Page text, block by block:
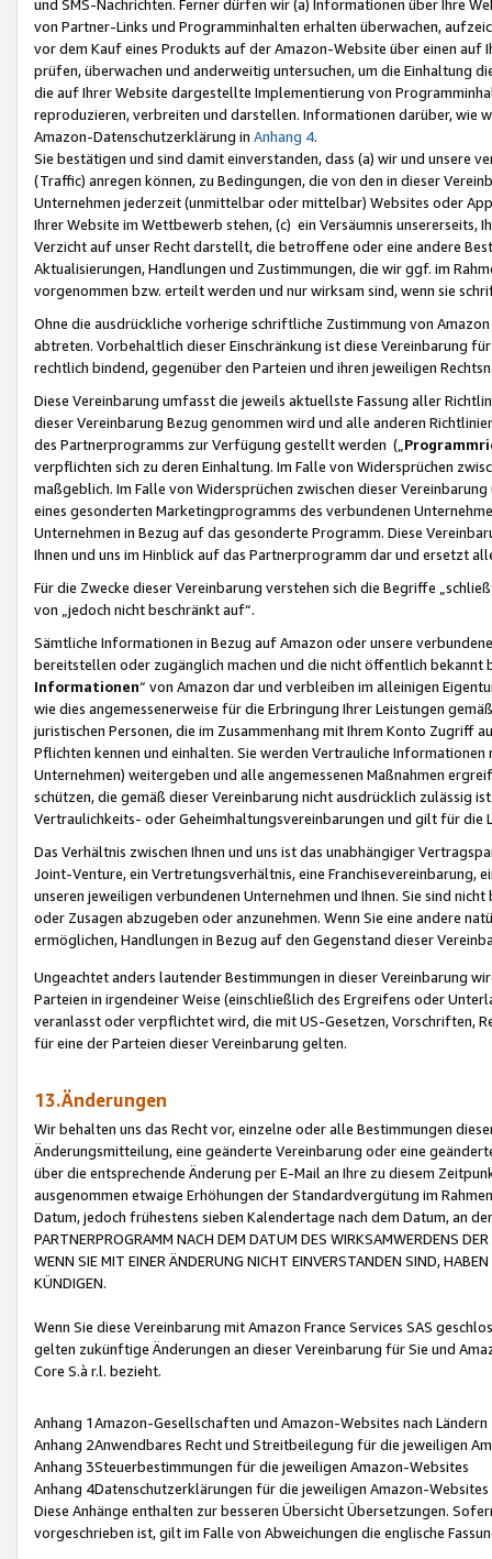
und SMS-Nachrichten. Ferner dürfen wir (a) Informationen über Ihre
von Partner-Links und Programminhalten erhalten überwachen,
vor dem Kauf eines Produkts auf der Amazon-Website über einen
prüfen, überwachen und anderweitig untersuchen, um die Einhaltung
die auf Ihrer Website dargestellte Implementierung von
reproduzieren, verbreiten und darstellen. Informationen darüber, wie
Amazon-Datenschutzerklärung in Anhang 4.
Sie bestätigen und sind damit einverstanden, dass (a) wir und
(Traffic) anregen können, zu Bedingungen, die von den in dieser
Unternehmen jederzeit (unmittelbar oder mittelbar) Websites oder
Ihrer Website im Wettbewerb stehen, (c) ein Versäumnis unsererseits,
Verzicht auf unser Recht darstellt, die betroffene oder eine andere
Aktualisierungen, Handlungen und Zustimmungen, die wir ggf. im
vorgenommen bzw. erteilt werden und nur wirksam sind, wenn sie
Ohne die ausdrückliche vorherige schriftliche Zustimmung von
abtreten. Vorbehaltlich dieser Einschränkung ist diese Vereinbarung
rechtlich bindend, gegenüber den Parteien und ihren jeweiligen
Diese Vereinbarung umfasst die jeweils aktuellste Fassung aller
dieser Vereinbarung Bezug genommen wird und alle anderen
des Partnerprogramms zur Verfügung gestellt werden („
verpflichten sich zu deren Einhaltung. Im Falle von Widersprüchen
maßgeblich. Im Falle von Widersprüchen zwischen dieser
eines gesonderten Marketingprogramms des verbundenen
Unternehmen in Bezug auf das gesonderte Programm. Diese
Ihnen und uns im Hinblick auf das Partnerprogramm dar und ersetzt
Für die Zwecke dieser Vereinbarung verstehen sich die Begriffe
von „jedoch nicht beschränkt auf“.
Sämtliche Informationen in Bezug auf Amazon oder unsere
bereitstellen oder zugänglich machen und die nicht öffentlich
Informationen“ von Amazon dar und verbleiben im alleinigen
wie dies angemessenerweise für die Erbringung Ihrer Leistungen
juristischen Personen, die im Zusammenhang mit Ihrem Konto
Pflichten kennen und einhalten. Sie werden Vertrauliche
Unternehmen) weitergeben und alle angemessenen Maßnahmen
schützen, die gemäß dieser Vereinbarung nicht ausdrücklich zulässig
Vertraulichkeits- oder Geheimhaltungsvereinbarungen und gilt für die
Das Verhältnis zwischen Ihnen und uns ist das unabhängiger
Joint-Venture, ein Vertretungsverhältnis, eine Franchisevereinbarung,
unseren jeweiligen verbundenen Unternehmen und Ihnen. Sie sind
oder Zusagen abzugeben oder anzunehmen. Wenn Sie eine andere
ermöglichen, Handlungen in Bezug auf den Gegenstand dieser
Ungeachtet anders lautender Bestimmungen in dieser Vereinbarung
Parteien in irgendeiner Weise (einschließlich des Ergreifens oder
veranlasst oder verpflichtet wird, die mit US-Gesetzen, Vorschriften,
für eine der Parteien dieser Vereinbarung gelten.
13.Änderungen
Wir behalten uns das Recht vor, einzelne oder alle Bestimmungen
Änderungsmitteilung, eine geänderte Vereinbarung oder eine
über die entsprechende Änderung per E-Mail an Ihre zu diesem
ausgenommen etwaige Erhöhungen der Standardvergütung im
Datum, jedoch frühestens sieben Kalendertage nach dem Datum, an
PARTNERPROGRAMM NACH DEM DATUM DES WIRKSAMWERDENS
WENN SIE MIT EINER ÄNDERUNG NICHT EINVERSTANDEN SIND,
KÜNDIGEN.
Wenn Sie diese Vereinbarung mit Amazon France Services SAS
gelten zukünftige Änderungen an dieser Vereinbarung für Sie und
Core S.à r.l. bezieht.
Anhang 1Amazon-Gesellschaften und Amazon-Websites nach Ländern
Anhang 2Anwendbares Recht und Streitbeilegung für die jeweiligen
Anhang 3Steuerbestimmungen für die jeweiligen Amazon-Websites
Anhang 4Datenschutzerklärungen für die jeweiligen Amazon-Websites
Diese Anhänge enthalten zur besseren Übersicht Übersetzungen.
vorgeschrieben ist, gilt im Falle von Abweichungen die englische